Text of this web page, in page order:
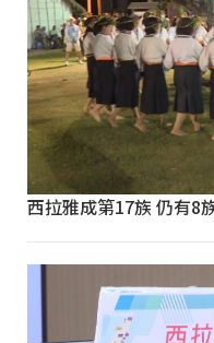
西拉雅成第17族 仍有8